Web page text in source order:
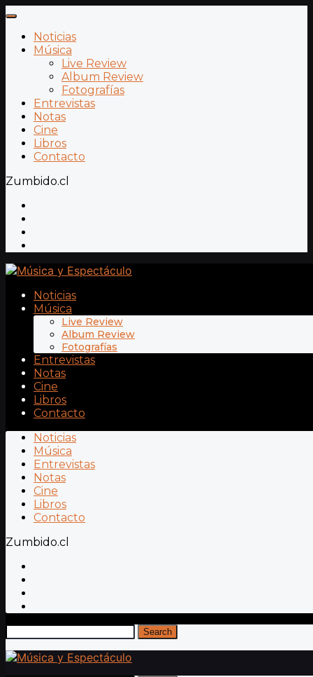
Noticias
Música
Live Review
Album Review
Fotografías
Entrevistas
Notas
Cine
Libros
Contacto
Zumbido.cl
Noticias
Música
Live Review
Album Review
Fotografías
Entrevistas
Notas
Cine
Libros
Contacto
Noticias
Música
Entrevistas
Notas
Cine
Libros
Contacto
Zumbido.cl
Search